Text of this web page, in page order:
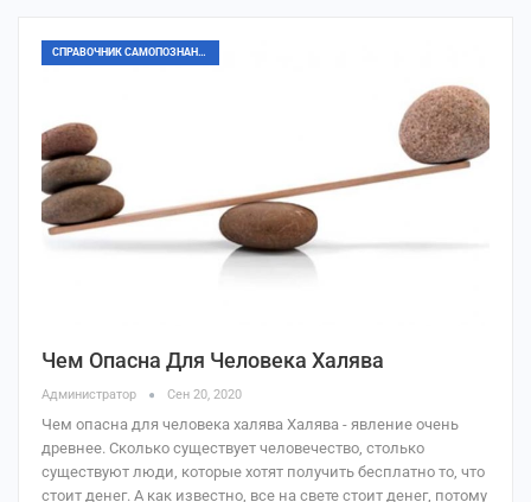
СПРАВОЧНИК САМОПОЗНАНИЯ
Чем Опасна Для Человека Халява
Администратор Сен 20, 2020
Чем опасна для человека халява Халява - явление очень
древнее. Сколько существует человечество, столько
существуют люди, которые хотят получить бесплатно то, что
стоит денег. А как известно, все на свете стоит денег, потому